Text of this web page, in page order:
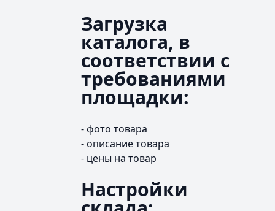
Загрузка
каталога, в
соответствии с
требованиями
площадки:
- фото товара
- описание товара
- цены на товар
Настройки